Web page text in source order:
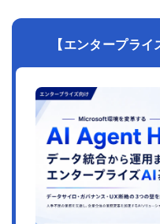
【エンタープラ